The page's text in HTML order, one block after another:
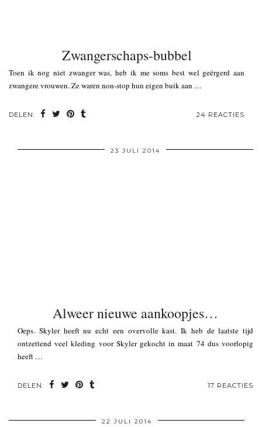
Zwangerschaps-bubbel
Toen ik nog niet zwanger was, heb ik me soms best wel geërgerd aan
zwangere vrouwen. Ze waren non-stop hun eigen buik aan …
DELEN: 24 REACTIES
23 JULI 2014
Alweer nieuwe aankoopjes…
Oeps. Skyler heeft nu echt een overvolle kast. Ik heb de laatste tijd
ontzettend veel kleding voor Skyler gekocht in maat 74 dus voorlopig
heeft …
DELEN: 17 REACTIES
22 JULI 2014